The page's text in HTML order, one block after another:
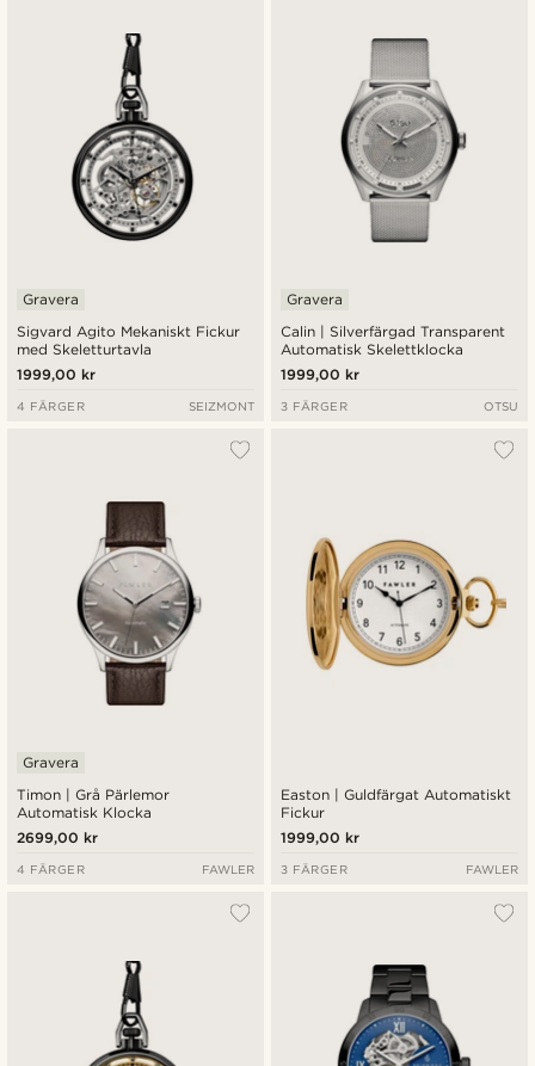
Sigvard Agito Mekaniskt Fickur
med Skeletturtavla
Gravera
1999,00 kr
4 FÄRGER SEIZMONT
Calin | Silverfärgad Transparent
Automatisk Skelettklocka
Gravera
1999,00 kr
3 FÄRGER OTSU
Timon | Grå Pärlemor
Automatisk Klocka
Gravera
2699,00 kr
4 FÄRGER FAWLER
Easton | Guldfärgat Automatiskt
Fickur
1999,00 kr
3 FÄRGER FAWLER